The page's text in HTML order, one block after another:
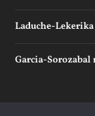
Laduche-Lekerika
Garcia-